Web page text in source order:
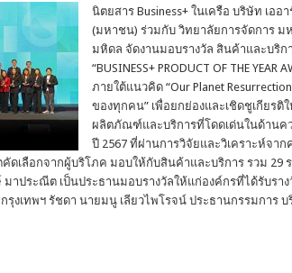
นิตยสาร Business+ ในเครือ บริษัท เออ
(มหาชน) ร่วมกับ วิทยาลัยการจัดการ ม
มหิดล จัดงานมอบรางวัล สินค้าและบริก
“BUSINESS+ PRODUCT OF THE YEAR
ภายใต้แนวคิด “Our Planet
ของทุกคน” เพื่อยกย่องและเชิดชูเกียรติ
ผลิตภัณฑ์และบริการที่โดดเด่นในด้านค
ปี 2567 ที่ผ่านการวิจัยและวิเคราะห์จา
เลือกจากผู้บริโภค มอบให้กับสินค้าและบริการ รวม 29
าประณีต เป็นประธานมอบรางวัลให้แก่องค์กรที่ได้รับราง
รุงเทพฯ รัชดา นายมนู เลียวไพโรจน์ ประธานกรรมการ บ